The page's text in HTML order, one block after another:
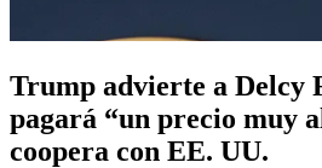
Trump advierte a Delcy
pagará “un precio muy
coopera con EE. UU.